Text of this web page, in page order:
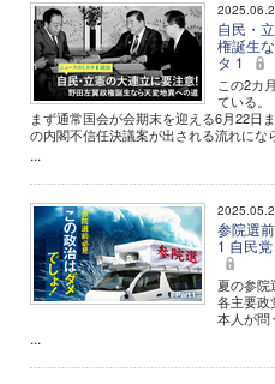
自民・
権誕生
タ 1
この2カ
ている。
まず通常国会が会期末を迎える6月22日
の内閣不信任決議案が出される流れにな
...
参院選
1 自民
夏の参院
各主要政
本人が問
...